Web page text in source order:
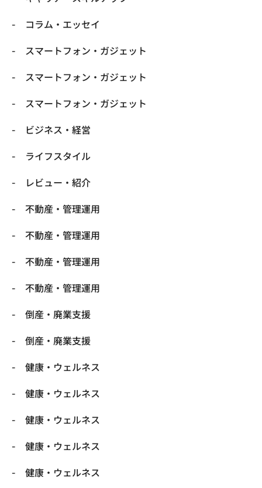
コラム・エッセイ
スマートフォン・ガジェット
スマートフォン・ガジェット
スマートフォン・ガジェット
ビジネス・経営
ライフスタイル
レビュー・紹介
不動産・管理運用
不動産・管理運用
不動産・管理運用
不動産・管理運用
倒産・廃業支援
倒産・廃業支援
健康・ウェルネス
健康・ウェルネス
健康・ウェルネス
健康・ウェルネス
健康・ウェルネス